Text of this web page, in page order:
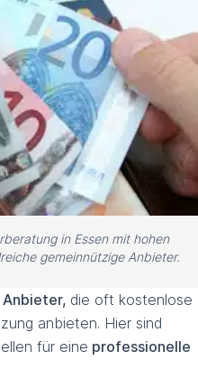
in Essen mit hohen
gemeinnützige Anbieter.
die oft kostenlose
anbieten. Hier sind
für eine professionelle